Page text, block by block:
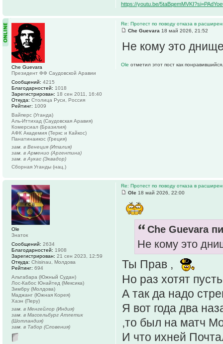
https://youtu.be/
Re: Протест по поводу отказа в
Che Guevara 18 май 2026, 21:52
Не кому это
Ole отметил этот пост как понравившийся.
Che Guevara
Президент ФФ Саудовской Аравии
Сообщений: 4215
Благодарностей: 1018
Зарегистрирован: 18 сен 2011, 16:40
Откуда: Столица Руси, Россия
Рейтинг: 1009
Вайперс (Уганда)
Аль-Иттихад (Саудовская Аравия)
Комерсиал (Бразилия)
АФК Академия (Теркс и Кайкос)
Панатинаикос (Греция)
зам. в Венеция (Италия)
зам. в Арменио (Аргентина)
зам. в Аукас (Эквадор)
Сборная Уганды (нац.)
Re: Протест по поводу отказа в
Ole 18 май 2026, 22:00
Che Guevara
Не кому это
Ты Прав ,
Но раз хотят
А так да надо
Я вот года два
,то был на матч
И что ихней
Ole
Знаток
Сообщений: 2634
Благодарностей: 1908
Зарегистрирован: 21 сен 2023, 12:59
Откуда: Chisinau, Молдова
Рейтинг: 694
Альтабара (Южный Судан)
Лос-Кабос Юнайтед (Мексика)
Зимбру (Молдова)
Маджанг (Южная Корея)
Хаэн (Перу)
зам. в Менгейлор (Индия)
зам. в Массельбург Атлетик
(Шотландия)
зам. в Табор (Словения)